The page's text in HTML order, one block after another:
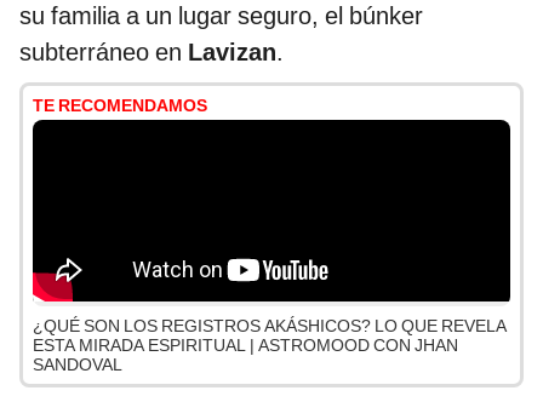
su familia a un lugar seguro, el búnker
subterráneo en Lavizan.
TE RECOMENDAMOS
¿QUÉ SON LOS REGISTROS AKÁSHICOS? LO QUE REVELA
ESTA MIRADA ESPIRITUAL | ASTROMOOD CON JHAN
SANDOVAL